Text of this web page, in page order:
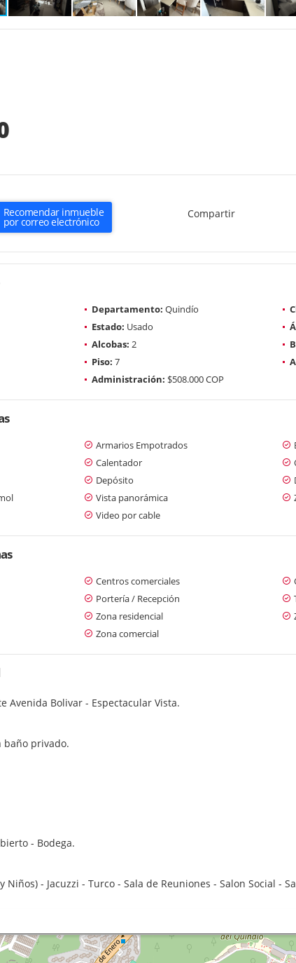
Recomendar inmueble
por correo electrónico
Compartir
Departamento: Quindío
Estado: Usado
Alcobas: 2
Piso: 7
Administración: $508.000 COP
Armarios Empotrados
Calentador
Depósito
Vista panorámica
Video por cable
Centros comerciales
Portería / Recepción
Zona residencial
Zona comercial
Avenida Bolivar - Espectacular Vista.
baño privado.
- Bodega.
Niños) - Jacuzzi - Turco - Sala de Reuniones - Salon Social -